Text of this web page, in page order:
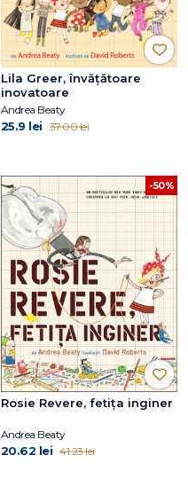
Lila Greer, învățătoare
inovatoare
Andrea Beaty
25.9 lei 37.00 lei
-50%
Rosie Revere, fetița inginer
Andrea Beaty
20.62 lei 41.23 lei